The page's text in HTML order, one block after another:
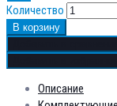
Количество
В корзину
Описание